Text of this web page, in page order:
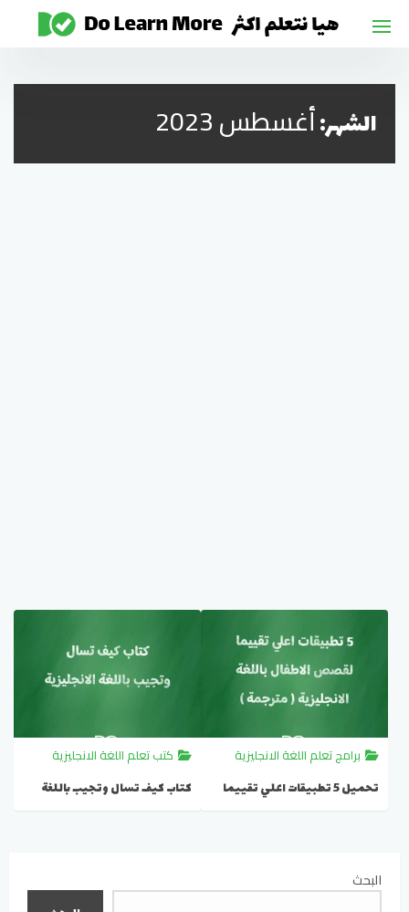
الشهر:أغسطس 2023
برامج تعلم اللغة الانجليزية
تحميل 5 تطبيقات اعلي تقييما
كتب تعلم اللغة الانجليزية
كتاب كيف تسال وتجيب باللغة
البحث